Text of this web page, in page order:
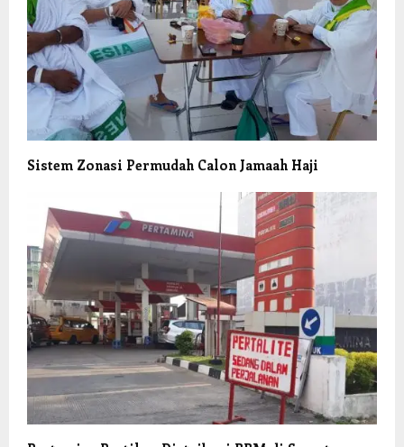
Sistem Zonasi Permudah Calon Jamaah Haji